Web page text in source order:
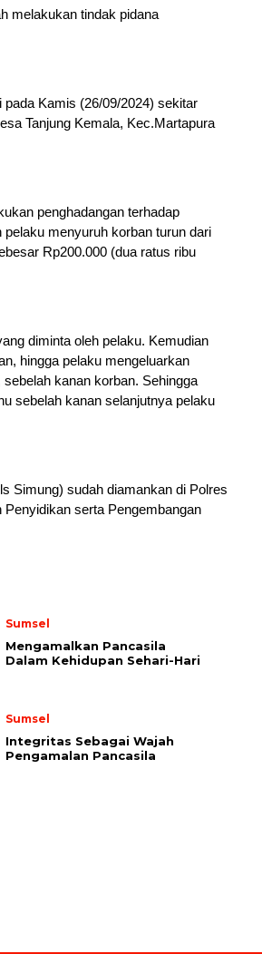
melakukan tindak pidana
pada Kamis (26/09/2024) sekitar
Tanjung Kemala, Kec.Martapura
penghadangan terhadap
menyuruh korban turun dari
Rp200.000 (dua ratus ribu
diminta oleh pelaku. Kemudian
hingga pelaku mengeluarkan
kanan korban. Sehingga
sebelah kanan selanjutnya pelaku
Simung) sudah diamankan di Polres
serta Pengembangan
Sumsel
Mengamalkan Pancasila
Dalam Kehidupan Sehari-Hari
Sumsel
Integritas Sebagai Wajah
Pengamalan Pancasila